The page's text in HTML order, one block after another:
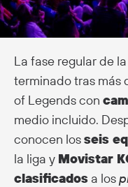
La fase regular de
terminado tras más
of Legends con
medio incluido.
conocen losseis
la liga y Movistar
clasificados a los